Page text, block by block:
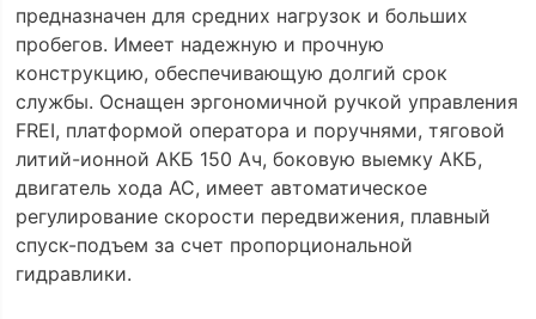
предназначен для средних нагрузок и больших
пробегов. Имеет надежную и прочную
конструкцию, обеспечивающую долгий срок
службы. Оснащен эргономичной ручкой управления
FREI, платформой оператора и поручнями, тяговой
литий-ионной АКБ 150 Ач, боковую выемку АКБ,
двигатель хода АС, имеет автоматическое
регулирование скорости передвижения, плавный
спуск-подъем за счет пропорциональной
гидравлики.